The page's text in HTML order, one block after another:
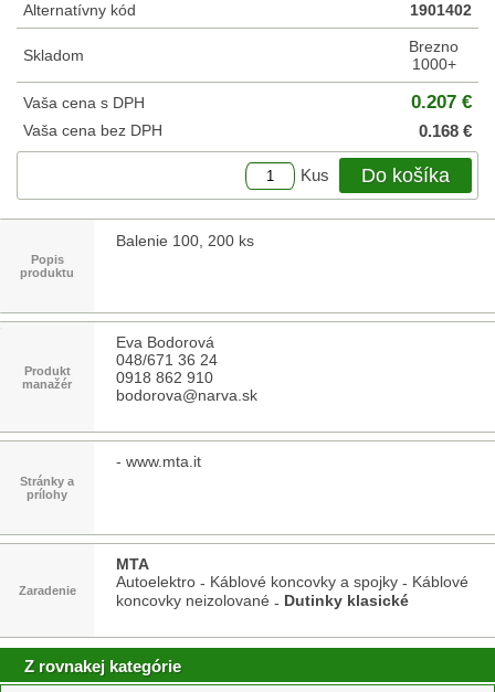
Alternatívny kód
1901402
Skladom
Brezno
1000+
Vaša cena s DPH 0.207 €
Vaša cena bez DPH 0.168 €
Kus Do košíka
Popis
produktu
Balenie 100, 200 ks
Produkt
manažér
Eva Bodorová
048/671 36 24
0918 862 910
bodorova@narva.sk
Stránky a
prílohy
-www.mta.it
Zaradenie
MTA
Autoelektro - Káblové koncovky a spojky - Káblové
koncovky neizolované - Dutinky klasické
Z rovnakej kategórie